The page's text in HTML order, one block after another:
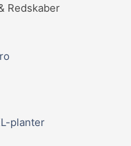
Redskaber
planter